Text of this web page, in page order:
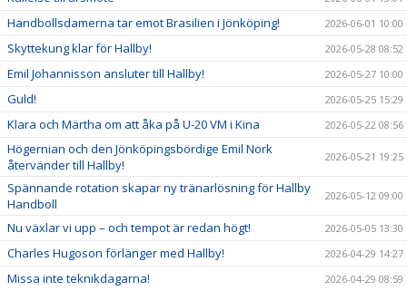
Handbollsdamerna tar emot Brasilien i Jönköping! 2026-06-01 10:00
Skyttekung klar för Hallby! 2026-05-28 08:52
Emil Johannisson ansluter till Hallby! 2026-05-27 10:00
Guld! 2026-05-25 15:29
Klara och Märtha om att åka på U-20 VM i Kina 2026-05-22 08:56
Högernian och den Jönköpingsbördige Emil Nork
återvänder till Hallby!
2026-05-21 19:25
Spännande rotation skapar ny tränarlösning för Hallby
Handboll
2026-05-12 09:00
Nu växlar vi upp – och tempot är redan högt! 2026-05-05 13:30
Charles Hugoson förlänger med Hallby! 2026-04-29 14:27
Missa inte teknikdagarna! 2026-04-29 08:59